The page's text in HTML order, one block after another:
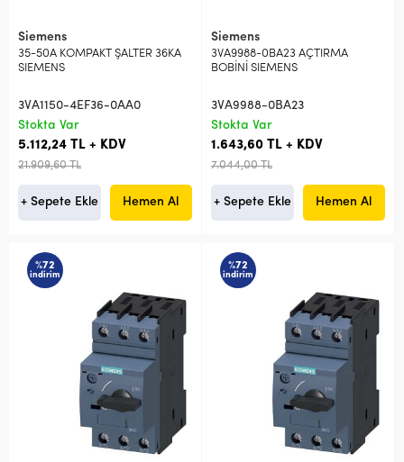
Siemens
35-50A KOMPAKT ŞALTER 36KA
SIEMENS
3VA1150-4EF36-0AA0
Stokta Var
5.112,24 TL + KDV
21.909,60 TL
+ Sepete Ekle Hemen Al
Siemens
3VA9988-0BA23 AÇTIRMA
BOBİNİ SIEMENS
3VA9988-0BA23
Stokta Var
1.643,60 TL + KDV
7.044,00 TL
+ Sepete Ekle Hemen Al
%72
indirim
%72
indirim